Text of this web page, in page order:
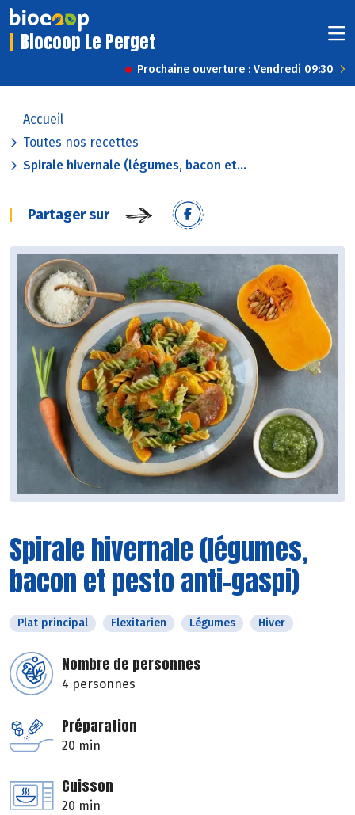
Biocoop Le Perget
Prochaine ouverture : Vendredi 09:30
Accueil
Toutes nos recettes
Spirale hivernale (légumes, bacon et...
Partager sur
Spirale hivernale (légumes,
bacon et pesto anti-gaspi)
Plat principal Flexitarien Légumes Hiver
Nombre de personnes
4 personnes
Préparation
20 min
Cuisson
20 min